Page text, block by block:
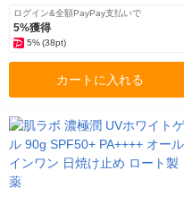
ログイン&全額PayPay支払いで
5%獲得
5%(38pt)
カートに入れる